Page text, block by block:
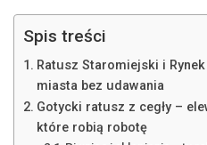
Spis treści
Ratusz Staromiejski i
miasta bez udawania
Gotycki ratusz z cegły –
które robią robotę